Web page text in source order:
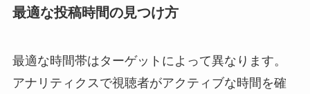
最適な投稿時間の見つけ方
最適な時間帯はターゲットによって異なります。
アナリティクスで視聴者がアクティブな時間を確